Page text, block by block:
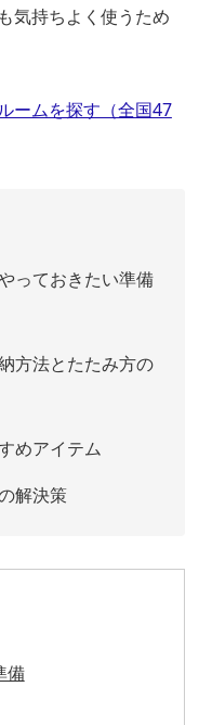
気持ちよく使うため
ームを探す（全国47
っておきたい準備
方法とたたみ方の
めアイテム
解決策
備